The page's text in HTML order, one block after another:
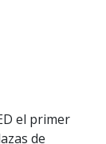
el primer
de